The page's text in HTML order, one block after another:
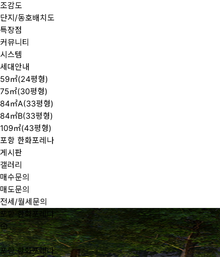
조감도
단지/동호배치도
특장점
커뮤니티
시스템
세대안내
59㎡(24평형)
75㎡(30평형)
84㎡A(33평형)
84㎡B(33평형)
109㎡(43평형)
포항 한화포레나
게시판
갤러리
매수문의
매도문의
전세/월세문의
포항 한화포레나
포항 한화포레나